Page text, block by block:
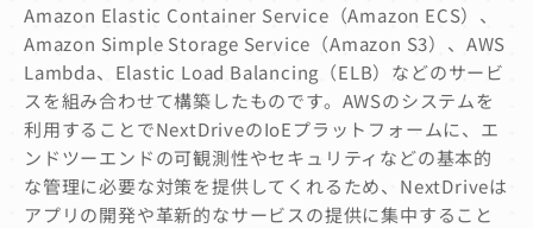
Amazon Elastic Container Service（Amazon ECS）、
Amazon Simple Storage Service（Amazon S3）、AWS
Lambda、Elastic Load Balancing（ELB）などのサービ
スを組み合わせて構築したものです。AWSのシステムを
利用することでNextDriveのIoEプラットフォームに、エ
ンドツーエンドの可観測性やセキュリティなどの基本的
な管理に必要な対策を提供してくれるため、NextDriveは
アプリの開発や革新的なサービスの提供に集中すること